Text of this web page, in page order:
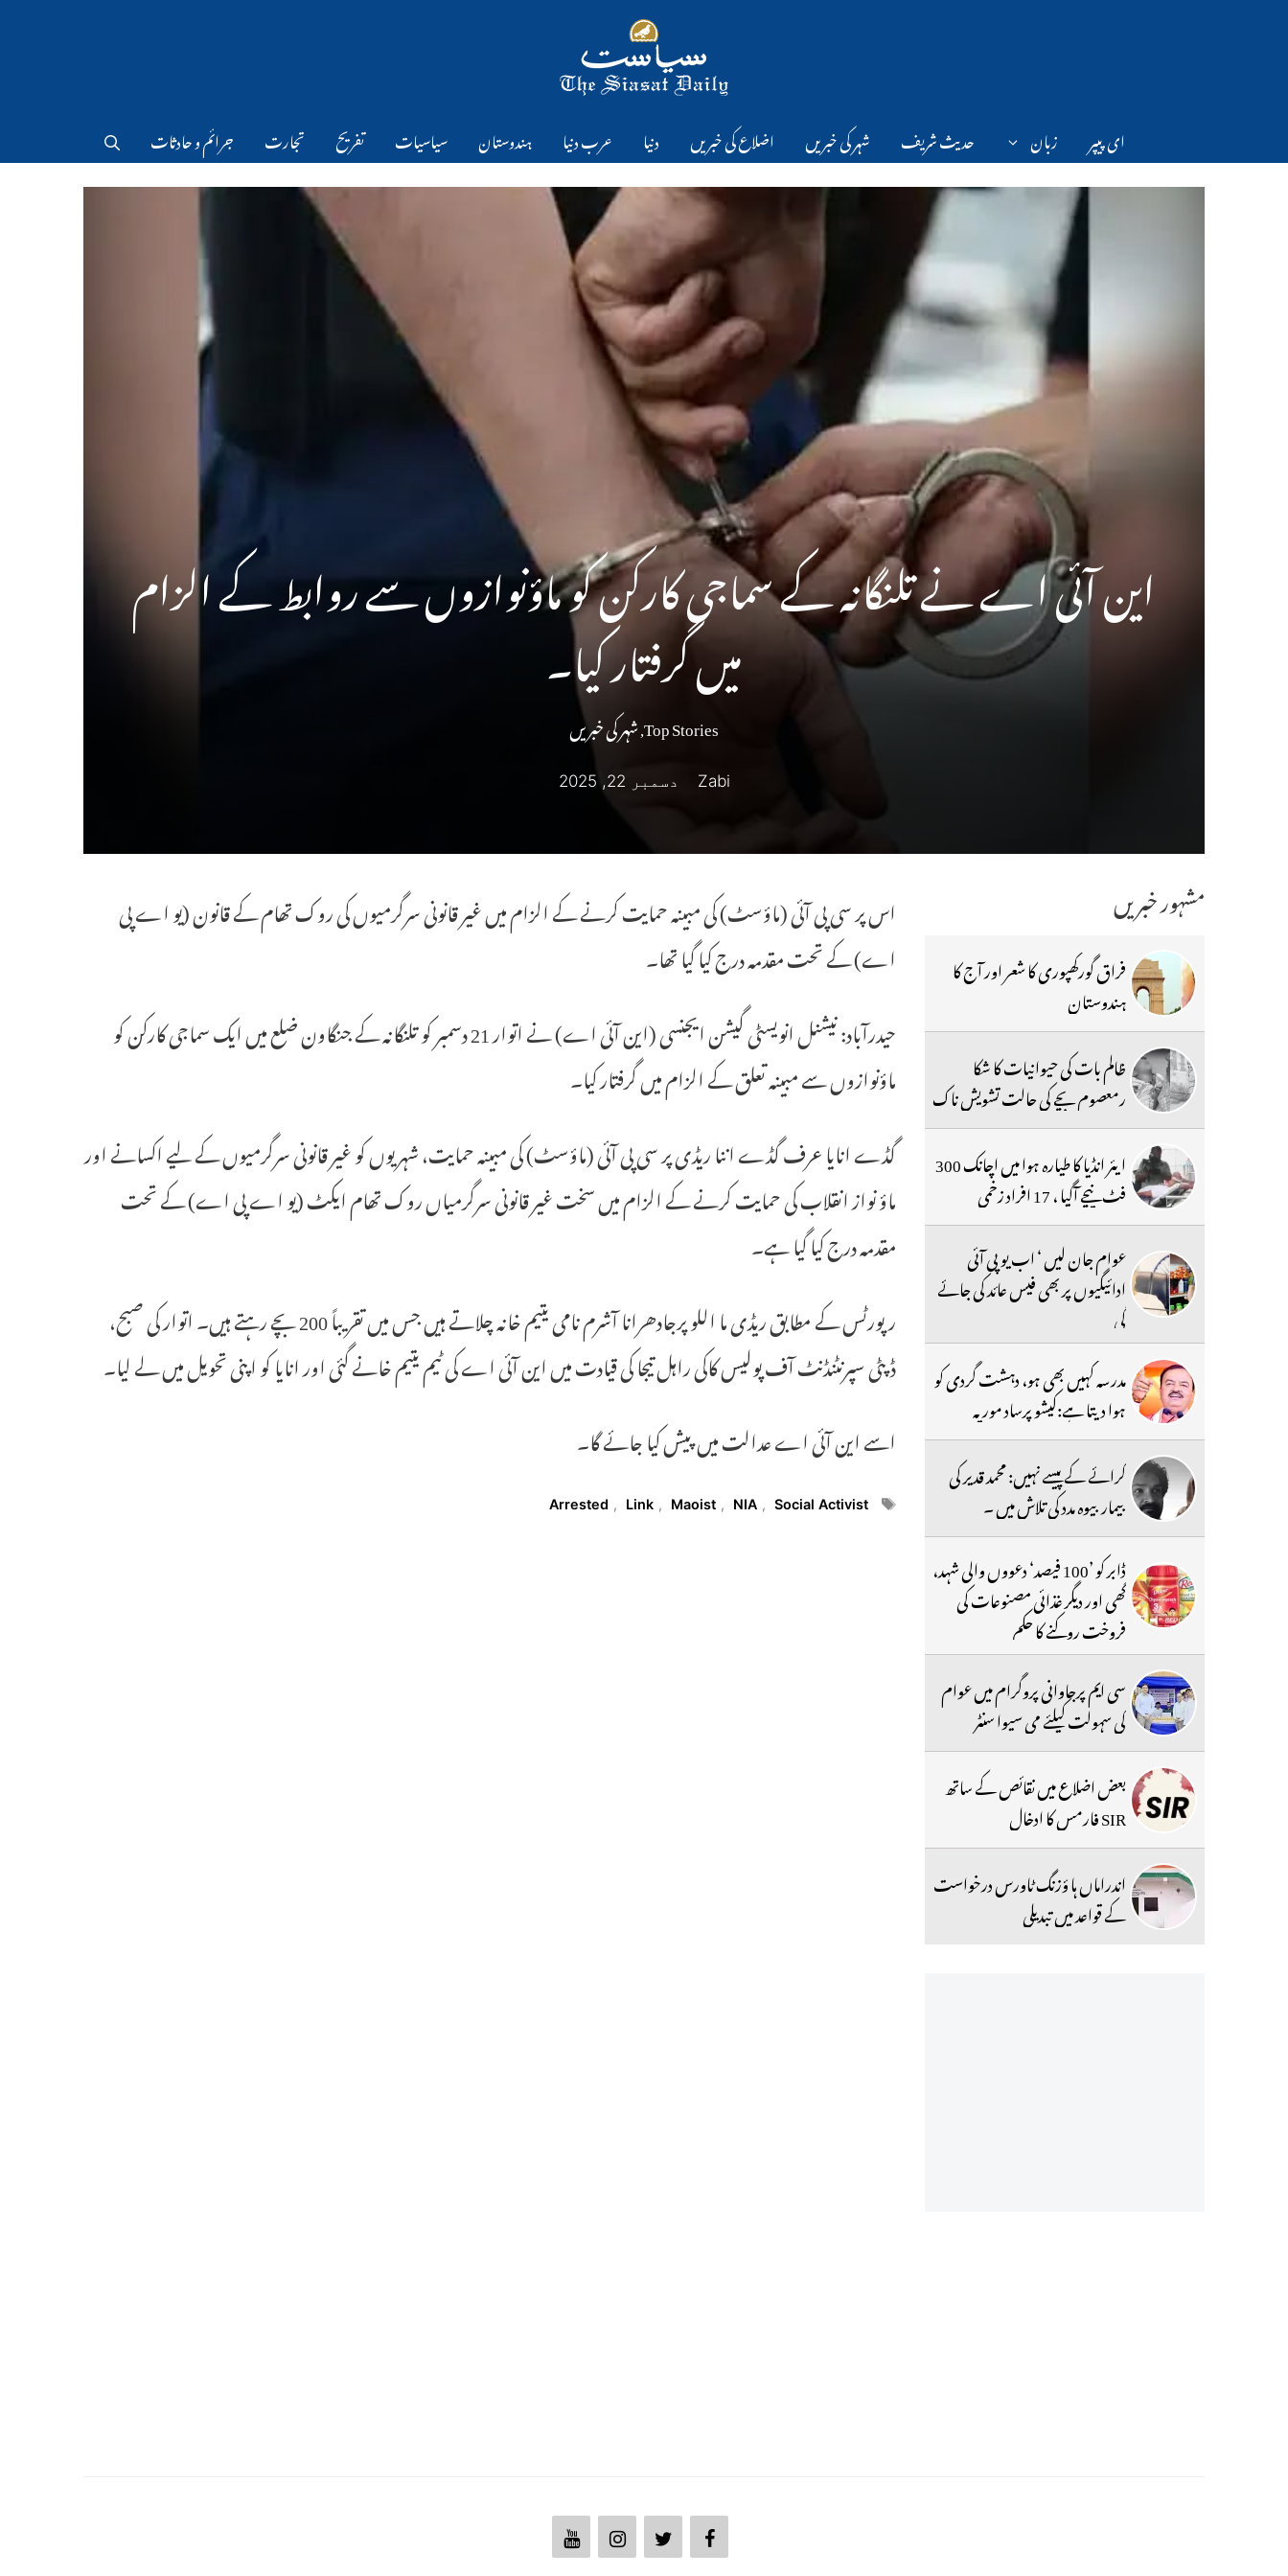
ای پیپر زبان حدیث شریف شہر کی خبریں اضلاع کی خبریں دنیا عرب دنیا ہندوستان سیاسیات تفریح تجارت جرائم و حادثات
این آئی اے نے تلنگانہ کے سماجی کارکن کو ماؤنوازوں سے روابط کے الزام
میں گرفتار کیا۔
Top Stories
,شہر کی خبریں
Zabi دسمبر 22, 2025
اس پر سی پی آئی (ماؤسٹ) کی مبینہ حمایت کرنے کے الزام میں غیر قانونی سرگرمیوں کی روک تھام کے قانون (یو اے پی
اے) کے تحت مقدمہ درج کیا گیا تھا۔
حیدرآباد: نیشنل انویسٹی گیشن ایجنسی (این آئی اے) نے اتوار 21 دسمبر کو تلنگانہ کے جنگاون ضلع میں ایک سماجی کارکن کو
ماؤنوازوں سے مبینہ تعلق کے الزام میں گرفتار کیا۔
گڈے انایا عرف گڈے اننا ریڈی پر سی پی آئی (ماؤسٹ) کی مبینہ حمایت، شہریوں کو غیر قانونی سرگرمیوں کے لیے اکسانے اور
ماؤ نواز انقلاب کی حمایت کرنے کے الزام میں سخت غیر قانونی سرگرمیاں روک تھام ایکٹ (یو اے پی اے) کے تحت
مقدمہ درج کیا گیا ہے۔
رپورٹس کے مطابق ریڈی ما اللو پرجادھرانا آشرم نامی یتیم خانہ چلاتے ہیں جس میں تقریباً 200 بچے رہتے ہیں۔ اتوار کی صبح،
ڈپٹی سپرنٹنڈنٹ آف پولیس کاکی راہل تیجا کی قیادت میں این آئی اے کی ٹیم یتیم خانے گئی اور انایا کو اپنی تحویل میں لے لیا۔
اسے این آئی اے عدالت میں پیش کیا جائے گا۔
Tags
Arrested , Link , Maoist , NIA , Social Activist
مشہور خبریں
فراق گورکھپوری کا شعر اور آج کا
ہندوستان
ظالم بات کی حیوانیات کا شکا
رمعصوم بچے کی حالت تشویش ناک
ایئر انڈیا کا طیارہ ہوا میں اچانک 300
فٹ نیچے آگیا ، 17 افراد زخمی
عوام جان لیں ‘ اب یو پی آئی
ادائیگیوں پر بھی فیس عائد کی جائے
گی
مدرسہ کہیں بھی ہو، دہشت گردی کو
ہوا دیتا ہے:کیشو پرساد موریہ
کرائے کے پیسے نہیں: محمد قدیر کی
بیمار بیوہ مدد کی تلاش میں ۔
ڈابر کو ’100 فیصد‘ دعووں والی شہد،
گھی اور دیگر غذائی مصنوعات کی
فروخت روکنے کا حکم
سی ایم پرجاوانی پروگرام میں عوام
کی سہولت کیلئے می سیوا سنٹر
بعض اضلاع میں نقائص کے ساتھ
SIR فارمس کا ادخال
اندراماں ہا ؤزنگ ٹاورس درخواست
کے قواعد میں تبدیلی